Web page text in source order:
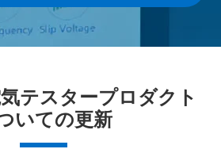
テスタープロダクト
いての更新